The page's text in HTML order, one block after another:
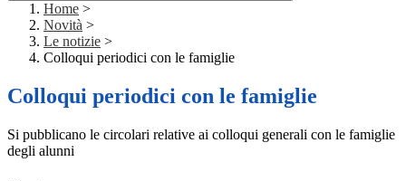
Home >
Novità >
Le notizie >
Colloqui periodici con le famiglie
Colloqui periodici con le famiglie
Si pubblicano le circolari relative ai colloqui generali con le famiglie
degli alunni